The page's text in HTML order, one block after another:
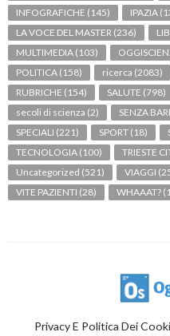
INFOGRAFICHE (145) IPAZIA
LA VOCE DEL MASTER (236)
MULTIMEDIA (103)
POLITICA (158) ricerca (2083)
RUBRICHE (154) SALUTE (798)
secoli di scienza (2) SENZA
SPECIALI (221) SPORT (18)
TECNOLOGIA (100) TRIESTE
Uncategorized (521) VIAGGI
VITE PAZIENTI (28) WHAAAT?
Privacy E Politica Dei